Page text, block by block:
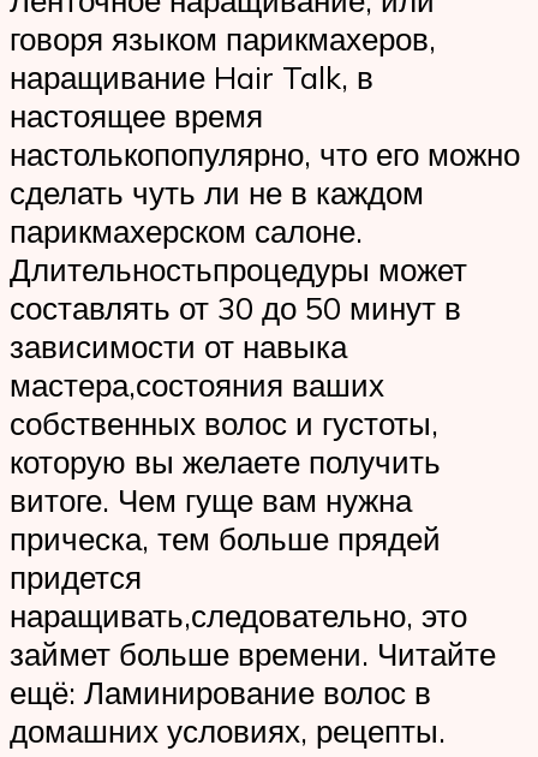
говоря языком парикмахеров,
наращивание Hair Talk, в
настоящее время
настолькопопулярно, что его можно
сделать чуть ли не в каждом
парикмахерском салоне.
Длительностьпроцедуры может
составлять от 30 до 50 минут в
зависимости от навыка
мастера,состояния ваших
собственных волос и густоты,
которую вы желаете получить
витоге. Чем гуще вам нужна
прическа, тем больше прядей
придется
наращивать,следовательно, это
займет больше времени. Читайте
ещё: Ламинирование волос в
домашних условиях, рецепты.